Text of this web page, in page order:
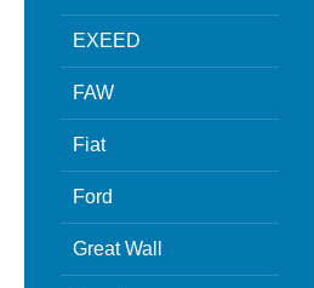
EXEED
FAW
Fiat
Ford
Great Wall